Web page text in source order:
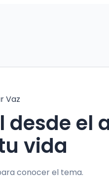
Vaz
vida
conocer el tema.